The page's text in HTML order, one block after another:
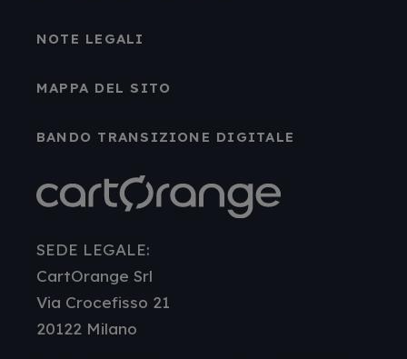
NOTE LEGALI
MAPPA DEL SITO
BANDO TRANSIZIONE DIGITALE
SEDE LEGALE:
CartOrange Srl
Via Crocefisso 21
20122 Milano